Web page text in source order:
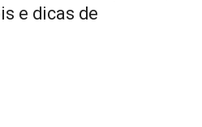
e dicas de